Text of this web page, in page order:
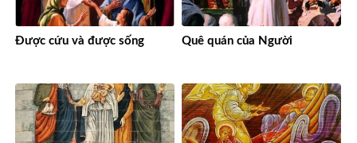
Được cứu và được sống Quê quán của Người